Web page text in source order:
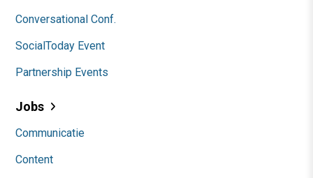
Conversational Conf.
SocialToday Event
Partnership Events
Jobs
Communicatie
Content